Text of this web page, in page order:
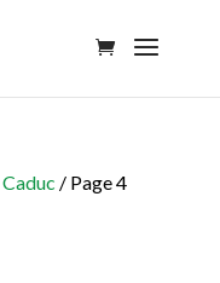
Caduc / Page 4